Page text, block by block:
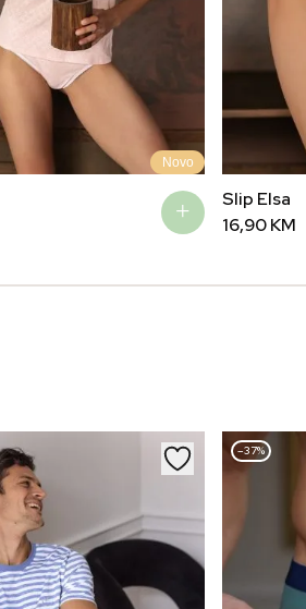
Novo
Slip Elsa
16,90KM
–37%